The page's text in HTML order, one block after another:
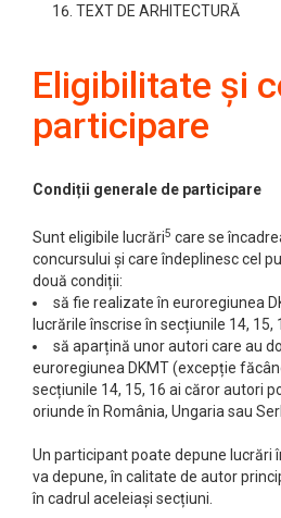
TEXT DE ARHITECTURĂ
Eligibilitate și
participare
Condiții generale de participare
Sunt eligibile lucrări5 care se
concursului și care îndeplinesc cel
două condiții:
să fie realizate în euroregiunea
lucrările înscrise în secțiunile 14, 15,
să aparțină unor autori care au
euroregiunea DKMT (excepție
secțiunile 14, 15, 16 ai căror autori
oriunde în România, Ungaria sau
Un participant poate depune lucrări
va depune, în calitate de autor
în cadrul aceleiași secțiuni.